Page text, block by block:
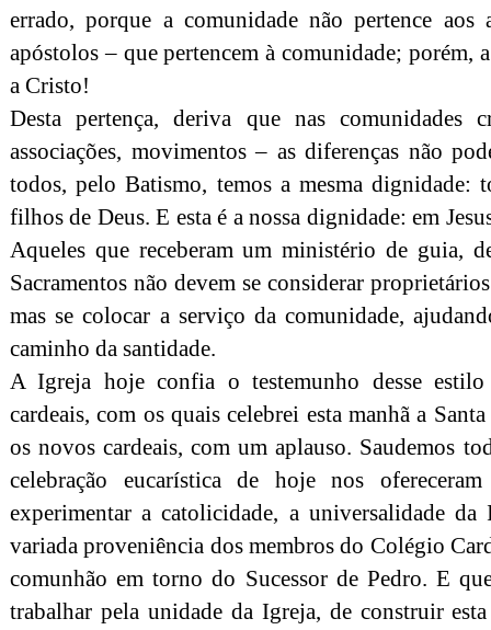
errado, porque a comunidade não pertence aos
apóstolos – que pertencem à comunidade; porém,
a Cristo!
Desta pertença, deriva que nas comunidades
associações, movimentos – as diferenças não
todos, pelo Batismo, temos a mesma dignidade:
filhos de Deus. E esta é a nossa dignidade: em
Aqueles que receberam um ministério de guia,
Sacramentos não devem se considerar
mas se colocar a serviço da comunidade,
caminho da santidade.
A Igreja hoje confia o testemunho desse
cardeais, com os quais celebrei esta manhã a
os novos cardeais, com um aplauso. Saudemos
celebração eucarística de hoje nos
experimentar a catolicidade, a universalidade da
variada proveniência dos membros do Colégio
comunhão em torno do Sucessor de Pedro. E
trabalhar pela unidade da Igreja, de construir